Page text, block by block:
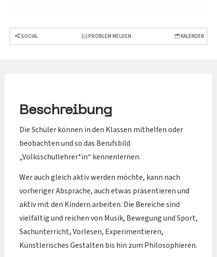
SOCIAL PROBLEM MELDEN KALENDER
Beschreibung
Die Schüler können in den Klassen mithelfen oder
beobachten und so das Berufsbild
„Volksschullehrer*in“ kennenlernen.
Wer auch gleich aktiv werden möchte, kann nach
vorheriger Absprache, auch etwas präsentieren und
aktiv mit den Kindern arbeiten. Die Bereiche sind
vielfältig und reichen von Musik, Bewegung und Sport,
Sachunterricht, Vorlesen, Experimentieren,
Künstlerisches Gestalten bis hin zum Philosophieren.